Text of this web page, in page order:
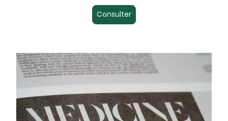
Consulter